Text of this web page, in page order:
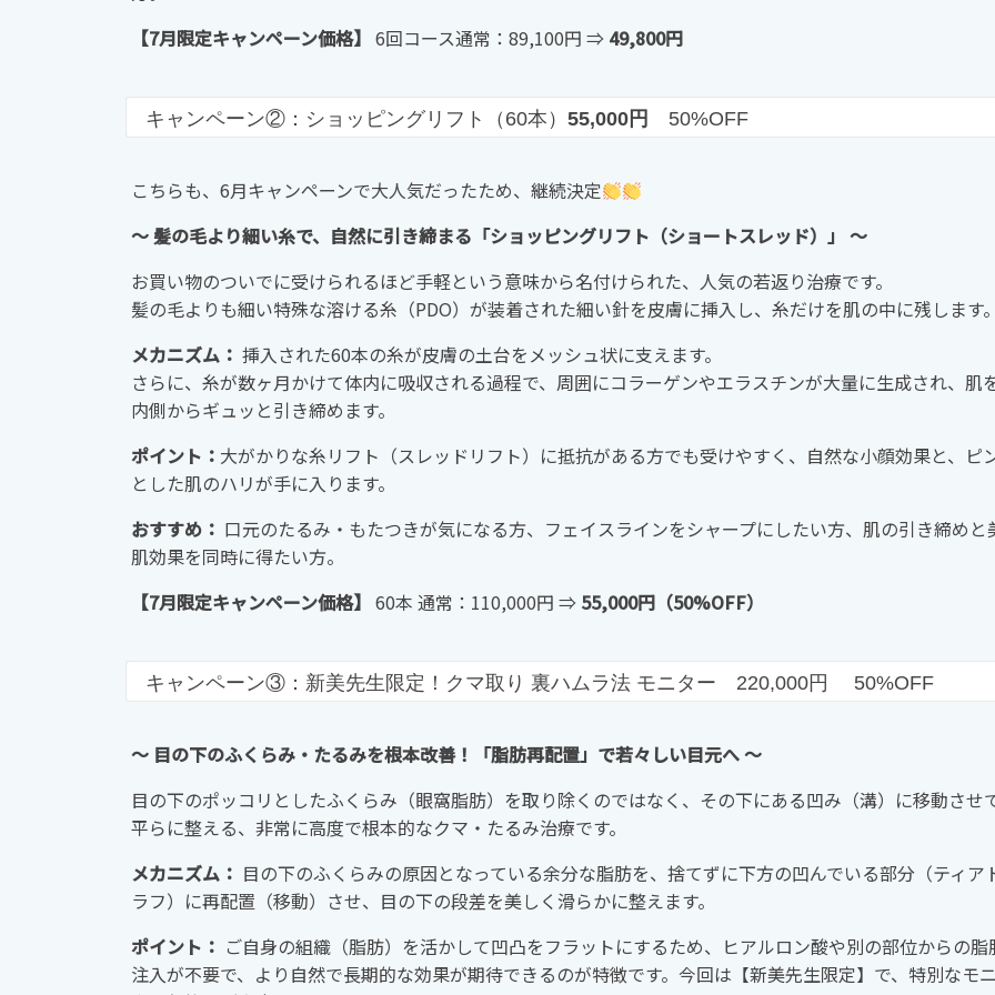
【7月限定キャンペーン価格】 6回コース通常：89,100円 ⇒ 49,800円
キャンペーン②：ショッピングリフト（60本） 55,000円 50%OFF
こちらも、6月キャンペーンで大人気だったため、継続決定
〜 髪の毛より細い糸で、自然に引き締まる「ショッピングリフト（ショートスレッド）」 〜
お買い物のついでに受けられるほど手軽という意味から名付けられた、人気の若返り治療です。
髪の毛よりも細い特殊な溶ける糸（PDO）が装着された細い針を皮膚に挿入し、糸だけを肌の中に残します。
メカニズム： 挿入された60本の糸が皮膚の土台をメッシュ状に支えます。
さらに、糸が数ヶ月かけて体内に吸収される過程で、周囲にコラーゲンやエラスチンが大量に生成され、肌
内側からギュッと引き締めます。
ポイント： 大がかりな糸リフト（スレッドリフト）に抵抗がある方でも受けやすく、自然な小顔効果と、ピ
とした肌のハリが手に入ります。
おすすめ： 口元のたるみ・もたつきが気になる方、フェイスラインをシャープにしたい方、肌の引き締めと
肌効果を同時に得たい方。
【7月限定キャンペーン価格】 60本 通常：110,000円 ⇒ 55,000円（50%OFF）
キャンペーン③：新美先生限定！クマ取り 裏ハムラ法 モニター 220,000円 50%OFF
〜 目の下のふくらみ・たるみを根本改善！「脂肪再配置」で若々しい目元へ 〜
目の下のポッコリとしたふくらみ（眼窩脂肪）を取り除くのではなく、その下にある凹み（溝）に移動させ
平らに整える、非常に高度で根本的なクマ・たるみ治療です。
メカニズム： 目の下のふくらみの原因となっている余分な脂肪を、捨てずに下方の凹んでいる部分（ティア
ラフ）に再配置（移動）させ、目の下の段差を美しく滑らかに整えます。
ポイント： ご自身の組織（脂肪）を活かして凹凸をフラットにするため、ヒアルロン酸や別の部位からの脂
注入が不要で、より自然で長期的な効果が期待できるのが特徴です。今回は【新美先生限定】で、特別なモニ